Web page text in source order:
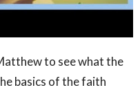
to see what the
basics of the faith